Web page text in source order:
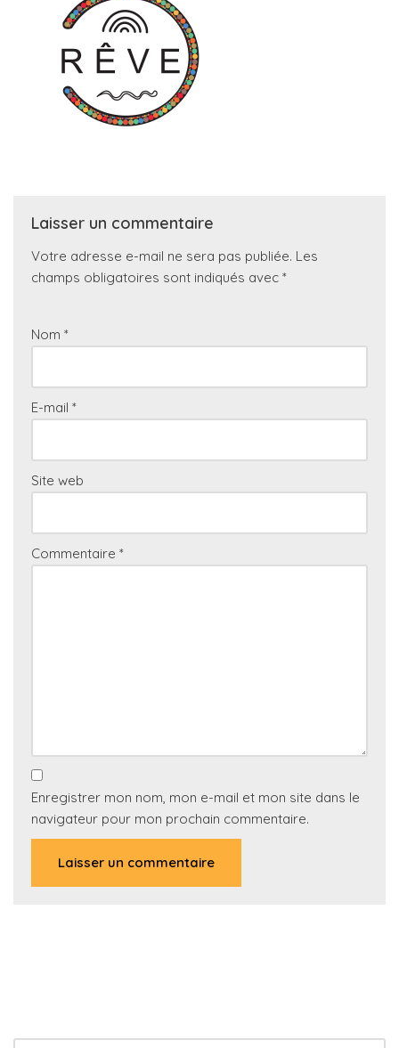
Laisser un commentaire
Votre adresse e-mail ne sera pas publiée. Les
champs obligatoires sont indiqués avec *
Nom *
E-mail *
Site web
Commentaire *
Enregistrer mon nom, mon e-mail et mon site dans le
navigateur pour mon prochain commentaire.